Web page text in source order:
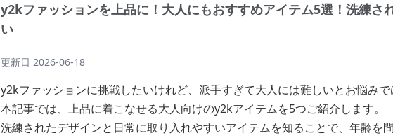
y2kファッションを上品に！大人にもおすすめアイテム5選！洗練さ
い
更新日 2026-06-18
y2kファッションに挑戦したいけれど、派手すぎて大人には難しいとお悩みで
本記事では、上品に着こなせる大人向けのy2kアイテムを5つご紹介します。
洗練されたデザインと日常に取り入れやすいアイテムを知ることで、年齢を